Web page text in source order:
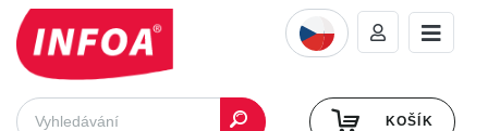
KOŠÍK